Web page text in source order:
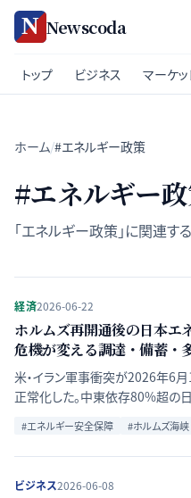
Newscoda
トップ ビジネス マーケッ
ホーム/#エネルギー政策
#エネルギー
「エネルギー政策 」に関連す
経済2026-06-22
ホルムズ再開通後の日本エ
危機が変える調達・備蓄・
米・イラン軍事衝突が2026年6
正常化した。中東依存80%超の
戦略備蓄・多角化加速の論点を
#エネルギー安全保障 #ホルムズ海峡
ビジネス2026-06-08